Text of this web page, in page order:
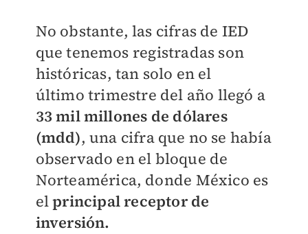
No obstante, las cifras de IED
que tenemos registradas son
históricas, tan solo en el
último trimestre del año llegó a
33 mil millones de dólares
(mdd), una cifra que no se había
observado en el bloque de
Norteamérica, donde México es
elprincipal receptor de
inversión.